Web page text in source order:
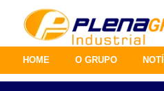
HOME O GRUPO